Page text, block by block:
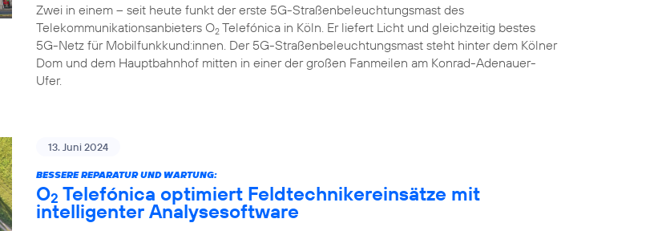
Zwei in einem – seit heute funkt der erste 5G-Straßenbeleuchtungsmast des
Telekommunikationsanbieters O2 Telefónica in Köln. Er liefert Licht und gleichzeitig bestes
5G-Netz für Mobilfunkkund:innen. Der 5G-Straßenbeleuchtungsmast steht hinter dem Kölner
Dom und dem Hauptbahnhof mitten in einer der großen Fanmeilen am Konrad-Adenauer-
Ufer.
13. Juni 2024
BESSERE REPARATUR UND WARTUNG:
O2 Telefónica optimiert Feldtechnikereinsätze mit
intelligenter Analysesoftware